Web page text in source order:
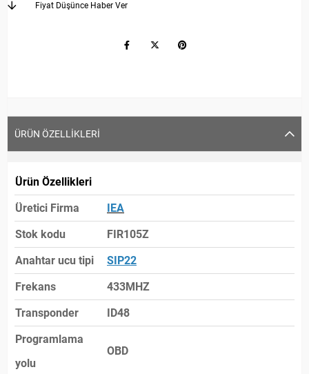
Fiyat Düşünce Haber Ver
ÜRÜN ÖZELLIKLERI
Ürün Özellikleri
Üretici Firma
IEA
Stok kodu
FIR105Z
Anahtar ucu tipi
SIP22
Frekans
433MHZ
Transponder
ID48
Programlama
yolu
OBD